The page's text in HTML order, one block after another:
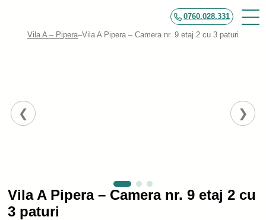
0760.028.331
Vila A – Pipera–Vila A Pipera – Camera nr. 9 etaj 2 cu 3 paturi
Vila A Pipera – Camera nr. 9 etaj 2 cu
3 paturi